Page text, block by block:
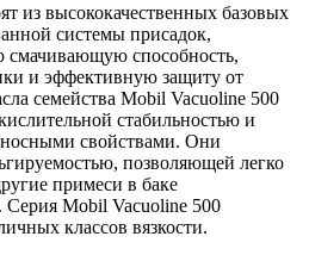
из высококачественных базовых
системы присадок,
способность,
и эффективную защиту от
семейства Mobil Vacuoline 500
стабильностью и
свойствами. Они
позволяющей легко
примеси в баке
Mobil Vacuoline 500
классов вязкости.